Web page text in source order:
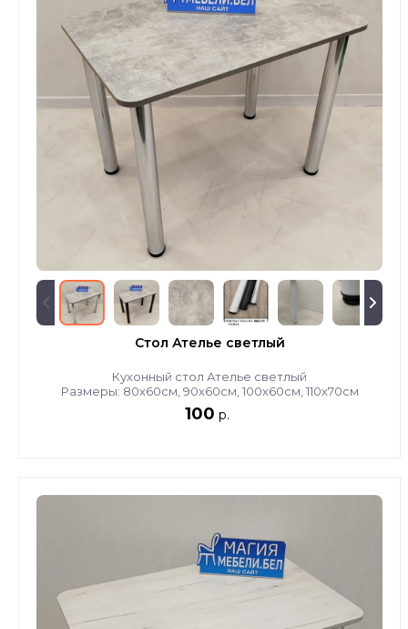
Стол Ателье светлый
Кухонный стол Ателье светлый
Размеры: 80х60см, 90х60см, 100х60см, 110х70см
100 р.